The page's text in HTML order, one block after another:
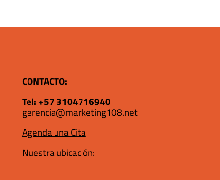
CONTACTO:
Tel: +57 3104716940
gerencia@marketing108.net
Agenda una Cita
Nuestra ubicación: